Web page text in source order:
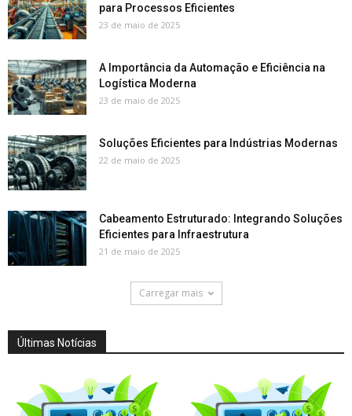
para Processos Eficientes
23 de maio de 2025
A Importância da Automação e Eficiência na
Logística Moderna
23 de maio de 2025
Soluções Eficientes para Indústrias Modernas
22 de maio de 2025
Cabeamento Estruturado: Integrando Soluções
Eficientes para Infraestrutura
21 de maio de 2025
Carregar mais
Últimas Notícias